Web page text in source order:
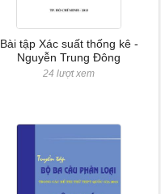
Bài tập Xác suất thống kê -
Nguyễn Trung Đông
24 lượt xem